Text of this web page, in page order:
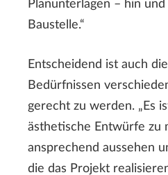
Planunterlagen – hin
Baustelle.“
Entscheidend ist auch
Bedürfnissen
gerecht zu werden. „Es
ästhetische Entwürfe zu
ansprechend aussehen
die das Projekt